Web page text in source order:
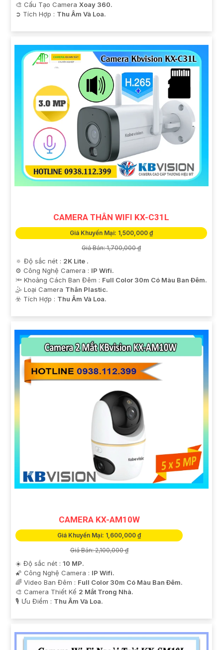
🎨 Cấu Tạo Camera Xoay 360.
️➲ Tích Hợp : Thu Âm Và Loa.
CAMERA THÂN WIFI KX-C31L
Giá Khuyến Mại: 1,500,000 ₫
Giá Bán: 1,700,000 ₫
🔅 Độ sắc nét : 2K Lite .
⚙ Công Nghệ Camera : IP Wifi.
🔦 Khoảng Cách Ban Đêm : Full Color 30m Có Màu Ban Ðêm.
🤹 Loại Camera Thân Plastic.
️☣️ Tích Hợp : Thu Âm Và Loa.
CAMERA KX-AM10W
Giá Khuyến Mại: 1,600,000 ₫
Giá Bán: 2,100,000 ₫
☀️ Độ sắc nét : 10 MP.
🌠 Công Nghệ Camera : IP Wifi.
🌈 Video Ban Đêm : Full Color 30m Có Màu Ban Ðêm.
🎨 Camera Thiết Kế 2 Mắt Trong Nhà.
️🎙 Ưu Điểm : Thu Âm Và Loa.